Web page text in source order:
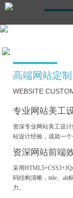
高端网站定制
WEBSITE
专业网站美工
资深专业网站美工设
站设计经验，成就一
资深网站前端
采用
码结构清晰，title、alt
力。